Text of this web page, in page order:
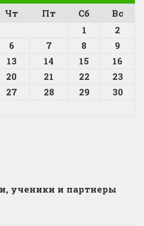
Чт Пт Сб
Вс
1
2
6 7 8
9
13 14 15
16
20 21 22
23
27 28 29
30
ученики и партнеры